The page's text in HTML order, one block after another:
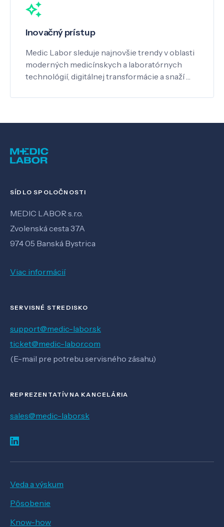
Inovačný prístup
Medic Labor sleduje najnovšie trendy v oblasti
moderných medicínskych a laboratórnych
technológií, digitálnej transformácie a snaží …
SÍDLO SPOLOČNOSTI
MEDIC LABOR s.r.o.
Zvolenská cesta 37A
974 05 Banská Bystrica
Viac informácií
SERVISNÉ STREDISKO
support@medic-labor.sk
ticket@medic-labor.com
(E-mail pre potrebu servisného zásahu)
REPREZENTATÍVNA KANCELÁRIA
sales@medic-labor.sk
Veda a výskum
Pôsobenie
Know-how